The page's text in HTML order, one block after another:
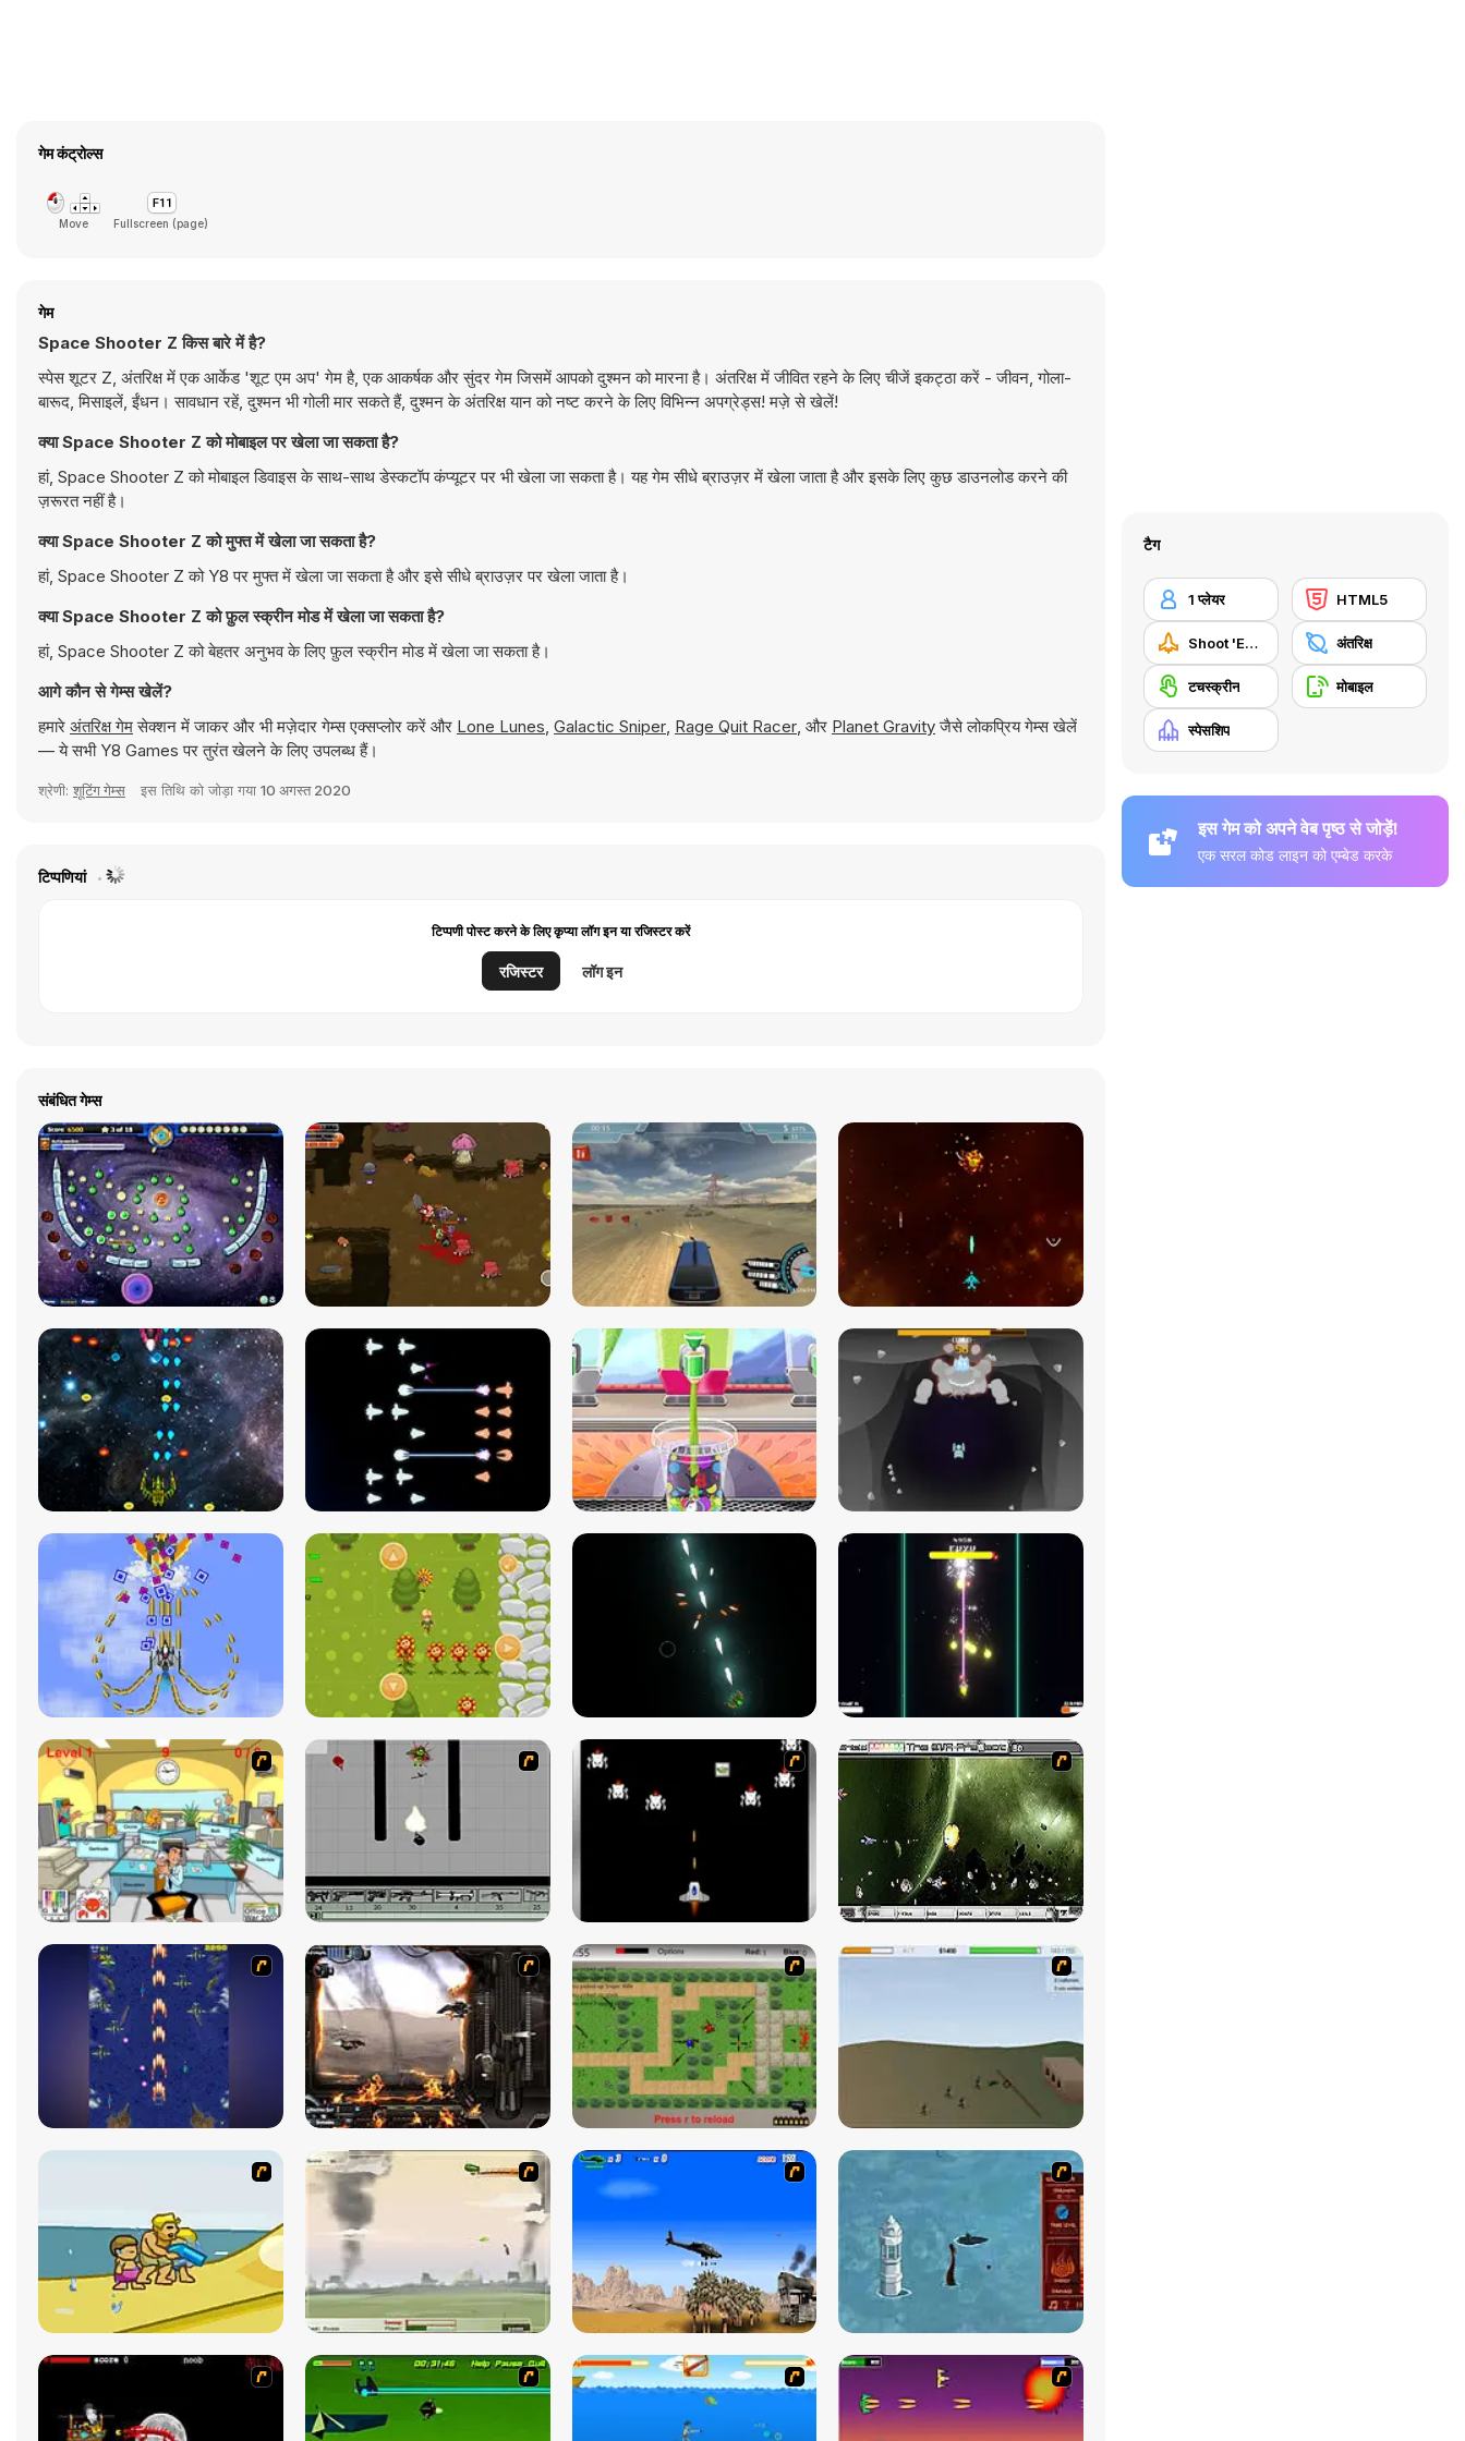
गेम कंट्रोल्स
Move Fullscreen (page)
गेम
Space Shooter Z किस बारे में है?
स्पेस शूटर Z, अंतरिक्ष में एक आर्केड 'शूट एम अप' गेम है, एक आकर्षक और सुंदर गेम जिसमें आपको दुश्मन को मारना है। अंतरिक्ष में जीवित रहने के लिए चीजें इकट्ठा करें - जीवन, गोला-
बारूद, मिसाइलें, ईंधन। सावधान रहें, दुश्मन भी गोली मार सकते हैं, दुश्मन के अंतरिक्ष यान को नष्ट करने के लिए विभिन्न अपग्रेड्स! मज़े से खेलें!
क्या Space Shooter Z को मोबाइल पर खेला जा सकता है?
हां, Space Shooter Z को मोबाइल डिवाइस के साथ-साथ डेस्कटॉप कंप्यूटर पर भी खेला जा सकता है। यह गेम सीधे ब्राउज़र में खेला जाता है और इसके लिए कुछ डाउनलोड करने की
ज़रूरत नहीं है।
क्या Space Shooter Z को मुफ्त में खेला जा सकता है?
हां, Space Shooter Z को Y8 पर मुफ्त में खेला जा सकता है और इसे सीधे ब्राउज़र पर खेला जाता है।
क्या Space Shooter Z को फ़ुल स्क्रीन मोड में खेला जा सकता है?
हां, Space Shooter Z को बेहतर अनुभव के लिए फ़ुल स्क्रीन मोड में खेला जा सकता है।
आगे कौन से गेम्स खेलें?
हमारे अंतरिक्ष गेमसेक्शन में जाकर और भी मज़ेदार गेम्स एक्सप्लोर करें और Lone Lunes, Galactic Sniper, Rage Quit Racer, और Planet Gravityजैसे लोकप्रिय गेम्स खेलें
— ये सभी Y8 Games पर तुरंत खेलने के लिए उपलब्ध हैं।
श्रेणी: शूटिंग गेम्स इस तिथि को जोड़ा गया 10 अगस्त 2020
टिप्पणियां
टिप्पणी पोस्ट करने के लिए कृप्या लॉग इन या रजिस्टर करें
रजिस्टर लॉग इन
संबंधित गेम्स
टैग
1 प्लेयर HTML5
Shoot 'Em Up अंतरिक्ष
टचस्क्रीन मोबाइल
स्पेसशिप
इस गेम को अपने वेब पृष्ठ से जोड़ें!
एक सरल कोड लाइन को एम्बेड करके